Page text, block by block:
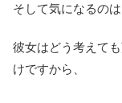
そして気になるの
彼女はどう考えて
けですから、